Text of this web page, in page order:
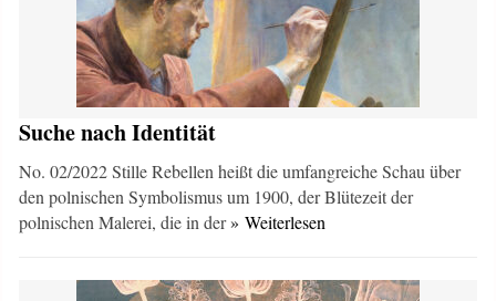
Suche nach Identität
No. 02/2022 Stille Rebellen heißt die umfangreiche Schau über
den polnischen Symbolismus um 1900, der Blütezeit der
polnischen Malerei, die in der» Weiterlesen